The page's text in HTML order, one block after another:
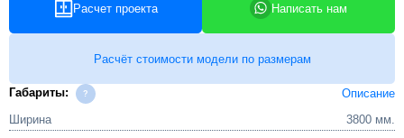
КонтактыРасчет проекта Написать нам
Расчёт стоимости модели по размерам
Габариты:
Описание
Ширина
3800 мм.